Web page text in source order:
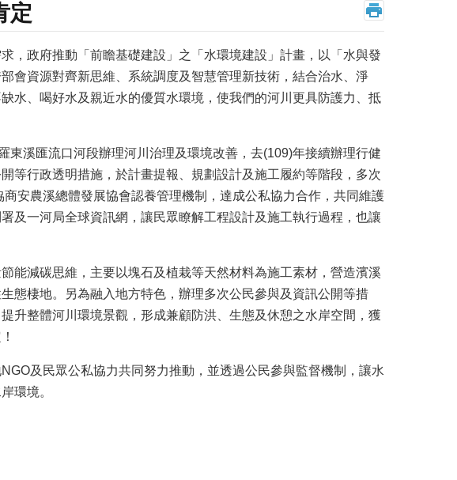
定
，政府推動「前瞻基礎建設」之「水環境建設」計畫，以「水與發
會資源對齊新思維、系統調度及智慧管理新技術，結合治水、淨
水、喝好水及親近水的優質水環境，使我們的河川更具防護力、抵
溪匯流口河段辦理河川治理及環境改善，去(109)年接續辦理行健
等行政透明措施，於計畫提報、規劃設計及施工履約等階段，多次
安農溪總體發展協會認養管理機制，達成公私協力合作，共同維護
及一河局全球資訊網，讓民眾瞭解工程設計及施工執行過程，也讓
能減碳思維，主要以塊石及植栽等天然材料為施工素材，營造濱溪
態棲地。另為融入地方特色，辦理多次公民參與及資訊公開等措
升整體河川環境景觀，形成兼顧防洪、生態及休憩之水岸空間，獲
及民眾公私協力共同努力推動，並透過公民參與監督機制，讓水
環境。